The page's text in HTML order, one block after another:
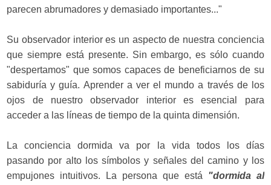
parecen abrumadores y demasiado importantes..."
Su observador interior es un aspecto de nuestra conciencia
que siempre está presente. Sin embargo, es sólo cuando
"despertamos" que somos capaces de beneficiarnos de su
sabiduría y guía. Aprender a ver el mundo a través de los
ojos de nuestro observador interior es esencial para
acceder a las líneas de tiempo de la quinta dimensión.
La conciencia dormida va por la vida todos los días
pasando por alto los símbolos y señales del camino y los
empujones intuitivos. La persona que está "dormida al